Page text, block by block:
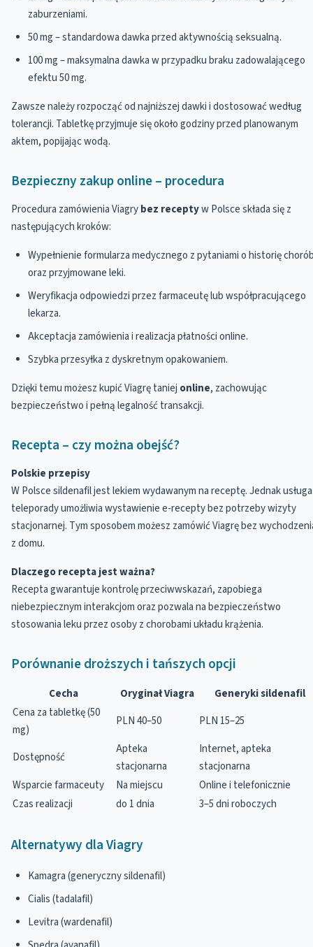
zaburzeniami.
50 mg – standardowa dawka przed aktywnością seksualną.
100 mg – maksymalna dawka w przypadku braku zadowalającego
efektu 50 mg.
Zawsze należy rozpocząć od najniższej dawki i dostosować według
tolerancji. Tabletkę przyjmuje się około godziny przed planowanym
aktem, popijając wodą.
Bezpieczny zakup online – procedura
Procedura zamówienia Viagrybez receptyw Polsce składa się z
następujących kroków:
Wypełnienie formularza medycznego z pytaniami o historię
oraz przyjmowane leki.
Weryfikacja odpowiedzi przez farmaceutę lub współpracującego
lekarza.
Akceptacja zamówienia i realizacja płatności online.
Szybka przesyłka z dyskretnym opakowaniem.
Dzięki temu możesz kupić Viagrę taniej online, zachowując
bezpieczeństwo i pełną legalność transakcji.
Recepta – czy można obejść?
Polskie przepisy
W Polsce sildenafil jest lekiem wydawanym na receptę. Jednak usługa
teleporady umożliwia wystawienie e-recepty bez potrzeby wizyty
stacjonarnej. Tym sposobem możesz zamówić Viagrę bez
z domu.
Dlaczego recepta jest ważna?
Recepta gwarantuje kontrolę przeciwwskazań, zapobiega
niebezpiecznym interakcjom oraz pozwala na bezpieczeństwo
stosowania leku przez osoby z chorobami układu krążenia.
Porównanie droższych i tańszych opcji
Cecha Oryginał Viagra
Generyki sildenafil
Cena za tabletkę (50
mg)
PLN 40–50 PLN 15–25
Dostępność
Apteka
stacjonarna
Internet, apteka
stacjonarna
Wsparcie farmaceuty
Na miejscu
Online i telefonicznie
Czas realizacji
do 1 dnia 3–5 dni roboczych
Alternatywy dla Viagry
Kamagra (generyczny sildenafil)
Cialis (tadalafil)
Levitra (wardenafil)